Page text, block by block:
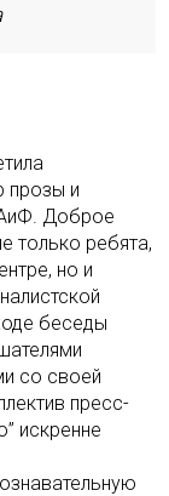
прозы и
Доброе
только ребята,
но и
беседы
со своей
пресс-
искренне